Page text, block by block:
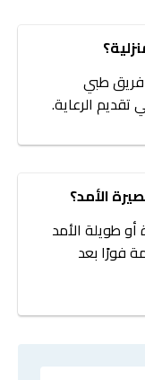
فريق طبي
الرعاية.
الأمد؟
طويلة الأمد
فورًا بعد